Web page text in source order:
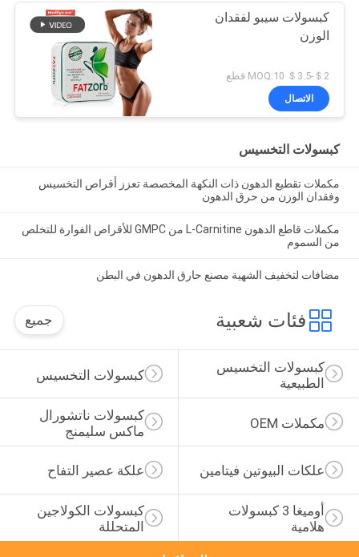
كبسولات سيبو لفقدان
الوزن
＄2-＄3.5 MOQ:10 قطع
الاتصال
كبسولات التخسيس
مكملات تقطيع الدهون ذات النكهة المخصصة تعزز أقراص التخسيس
وفقدان الوزن من حرق الدهون
مكملات قاطع الدهون L-Carnitine من GMPC للأقراص الفوارة للتخلص
من السموم
مضافات لتخفيف الشهية مصنع حارق الدهون في البطن
فئات شعبية جميع
كبسولات التخسيس
كبسولات التخسيس
الطبيعية
كبسولات ناتشورال
ماكس سليمنج
مكملات OEM
علكة عصير التفاح علكات البيوتين فيتامين
كبسولات الكولاجين
المتحللة
أوميغا 3 كبسولات
هلامية